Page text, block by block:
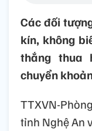
Các đối
kín, không
thắng thua
chuyển
TTXVN-
tỉnh Nghệ An